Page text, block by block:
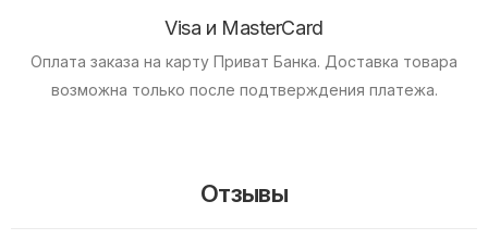
Visa и MasterCard
Оплата заказа на карту Приват Банка. Доставка товара
возможна только после подтверждения платежа.
Отзывы